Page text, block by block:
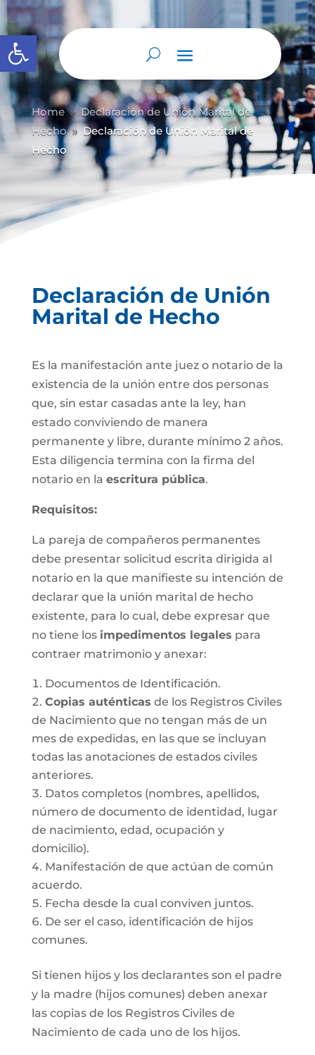
Abrir barra de herramientas
Home 9 Declaración de Unión Marital de
Hecho 9 Declaración de Unión Marital de
Hecho
Declaración de Unión
Marital de Hecho
Es la manifestación ante juez o notario de la
existencia de la unión entre dos personas
que, sin estar casadas ante la ley, han
estado conviviendo de manera
permanente y libre, durante mínimo 2 años.
Esta diligencia termina con la firma del
notario en la escritura pública.
Requisitos:
La pareja de compañeros permanentes
debe presentar solicitud escrita dirigida al
notario en la que manifieste su intención de
declarar que la unión marital de hecho
existente, para lo cual, debe expresar que
no tiene los impedimentos legales para
contraer matrimonio y anexar:
Documentos de Identificación.
Copias auténticas de los Registros Civiles
de Nacimiento que no tengan más de un
mes de expedidas, en las que se incluyan
todas las anotaciones de estados civiles
anteriores.
Datos completos (nombres, apellidos,
número de documento de identidad, lugar
de nacimiento, edad, ocupación y
domicilio).
Manifestación de que actúan de común
acuerdo.
Fecha desde la cual conviven juntos.
De ser el caso, identificación de hijos
comunes.
Si tienen hijos y los declarantes son el padre
y la madre (hijos comunes) deben anexar
las copias de los Registros Civiles de
Nacimiento de cada uno de los hijos.